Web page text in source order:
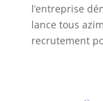
l’entreprise
lance tous
recrutement